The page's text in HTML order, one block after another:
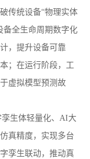
传统设备“物理实体
备全生命周期数字化
，提升设备可靠
；在运行阶段，工
虚拟模型预测故
生体轻量化、 AI大
真精度，实现多台
孪生联动，推动真